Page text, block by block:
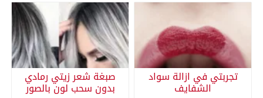
تجربتي في ازالة سواد
الشفايف
صبغة شعر زيتي رمادي
بدون سحب لون بالصور